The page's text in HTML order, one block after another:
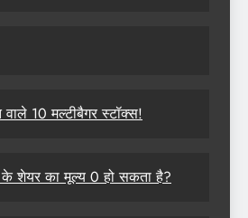
10 मल्टीबैगर स्टॉक्स!
शेयर का मूल्य 0 हो सकता है?